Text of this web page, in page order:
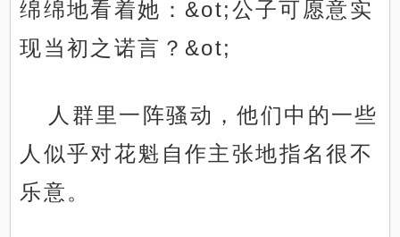
绵绵地看着她：&ot;公子可愿意实
现当初之诺言？&ot;
人群里一阵骚动，他们中的一些
人似乎对花魁自作主张地指名很不
乐意。